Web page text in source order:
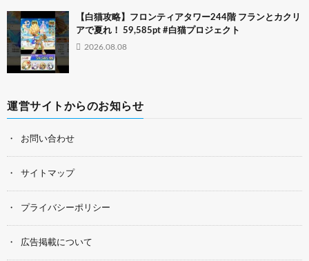
【白猫攻略】フロンティアタワー244階 フランとカクリ
アで夏れ！ 59,585pt #白猫プロジェクト
2026.08.08
運営サイトからのお知らせ
お問い合わせ
サイトマップ
プライバシーポリシー
広告掲載について